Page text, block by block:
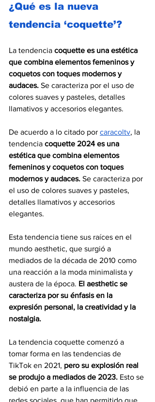
¿Qué es la nueva
tendencia ‘coquette’?
La tendencia coquette es una estética
que combina elementos femeninos y
coquetos con toques modernos y
audaces. Se caracteriza por el uso de
colores suaves y pasteles, detalles
llamativos y accesorios elegantes.
De acuerdo a lo citado por caracoltv, la
tendencia coquette 2024 es una
estética que combina elementos
femeninos y coquetos con toques
modernos y audaces. Se caracteriza por
el uso de colores suaves y pasteles,
detalles llamativos y accesorios
elegantes.
Esta tendencia tiene sus raíces en el
mundo aesthetic, que surgió a
mediados de la década de 2010 como
una reacción a la moda minimalista y
austera de la época. El aesthetic se
caracteriza por su énfasis en la
expresión personal, la creatividad y la
nostalgia.
La tendencia coquette comenzó a
tomar forma en las tendencias de
TikTok en 2021, pero su explosión real
se produjo a mediados de 2023. Esto se
debió en parte a la influencia de las
redes sociales, que han permitido que